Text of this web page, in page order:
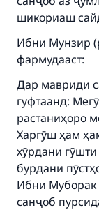
шикориаш
Ибни Мунзир
фармудааст:
Дар мавриди
гуфтаанд:
растаниҳоро
Харгӯш ҳам
хӯрдани
бурдани
Ибни Муборак
санҷоб